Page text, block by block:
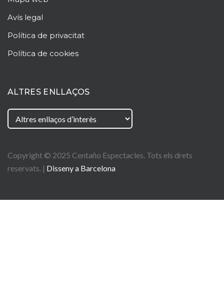
Avís legal
Política de privacitat
Política de cookies
ALTRES ENLLAÇOS
Copyright © 2025 Centaño Espectacles. Tots els drets
reservats. | Disseny a Barcelona